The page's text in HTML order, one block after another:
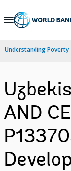
Skip
Navigation
Understanding Poverty
AND